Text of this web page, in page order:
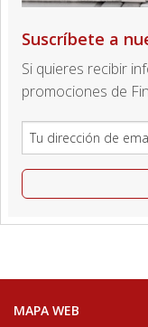
Suscríbete a
Si quieres recibir
promociones de
MAPA WEB